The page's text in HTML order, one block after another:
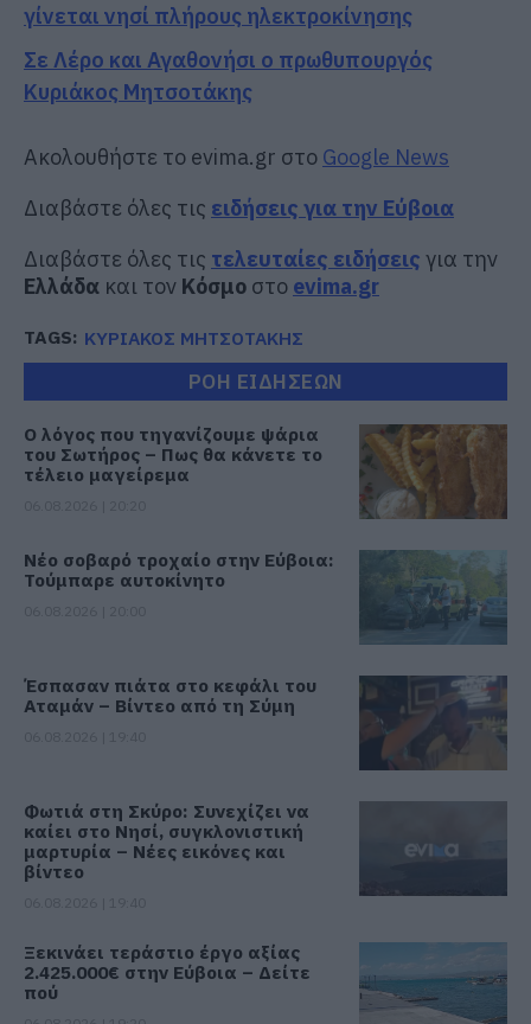
γίνεται νησί πλήρους ηλεκτροκίνησης
Σε Λέρο και Αγαθονήσι ο πρωθυπουργός
Κυριάκος Μητσοτάκης
Ακολουθήστε το evima.gr στο Google News
Διαβάστε όλες τις ειδήσεις για την Εύβοια
Διαβάστε όλες τις τελευταίες ειδήσεις για την
Ελλάδα και τον Κόσμο στο evima.gr
TAGS: ΚΥΡΙΑΚΟΣ ΜΗΤΣΟΤΑΚΗΣ
ΡΟΗ ΕΙΔΗΣΕΩΝ
Ο λόγος που τηγανίζουμε ψάρια
του Σωτήρος – Πως θα κάνετε το
τέλειο μαγείρεμα
Νέο σοβαρό τροχαίο στην Εύβοια:
Τούμπαρε αυτοκίνητο
Έσπασαν πιάτα στο κεφάλι του
Αταμάν – Βίντεο από τη Σύμη
Φωτιά στη Σκύρο: Συνεχίζει να
καίει στο Νησί, συγκλονιστική
μαρτυρία – Νέες εικόνες και
βίντεο
Ξεκινάει τεράστιο έργο αξίας
2.425.000€ στην Εύβοια – Δείτε
πού